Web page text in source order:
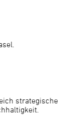
strategische